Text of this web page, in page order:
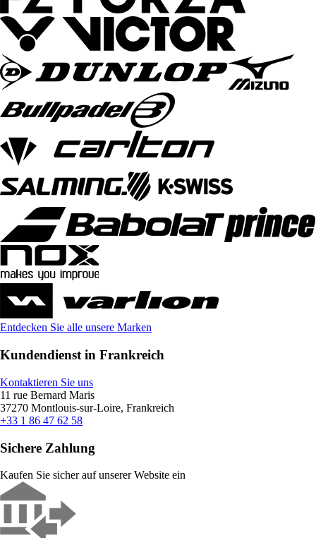
Entdecken Sie alle unsere Marken
Kundendienst in Frankreich
Kontaktieren Sie uns
11 rue Bernard Maris
37270 Montlouis-sur-Loire, Frankreich
+33 1 86 47 62 58
Sichere Zahlung
Kaufen Sie sicher auf unserer Website ein